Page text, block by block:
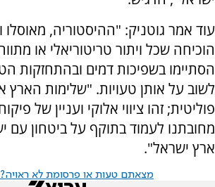
עוד אמר גוטניק: "ההיסטוריה,
הוכיחה שכל ויתור טריטוריאלי או
הסתיימו בשפיכות דמים ובהתחזקות
לשוב על אותן טעויות. "שלימות הארץ
פוליטית; זהו ציווי אלוקי ועניין של
מחובתנו לעמוד בתוקף על ביטחון עם
ארץ ישראל".
מצאתם טעות או פרסומת לא ראויה?